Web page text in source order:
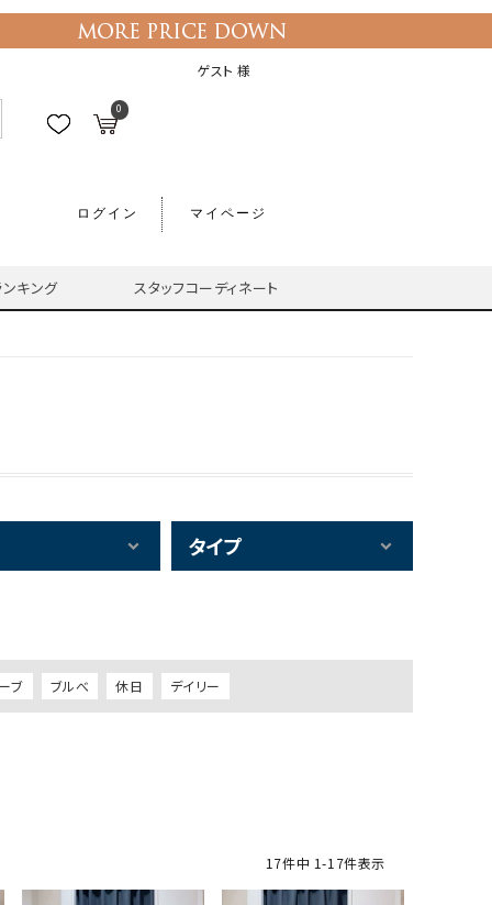
ゲスト 様
0
ログイン マイページ
ンキング スタッフコーディネート
タイプ
ブ ブルべ 休日 デイリー
17件中 1-17件表示